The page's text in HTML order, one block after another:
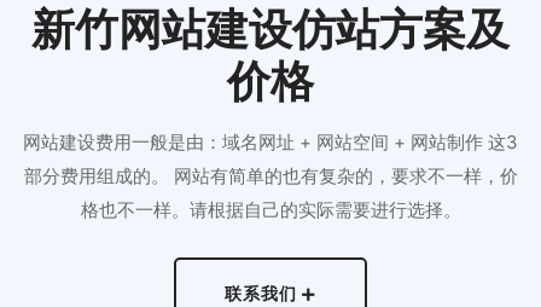
新竹网站建设仿站方案及
价格
网站建设费用一般是由：域名网址 + 网站空间 + 网站制作 这3
部分费用组成的。 网站有简单的也有复杂的，要求不一样，价
格也不一样。请根据自己的实际需要进行选择。
联系我们